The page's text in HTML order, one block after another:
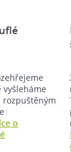
vyšleháme
rozpuštěným
o